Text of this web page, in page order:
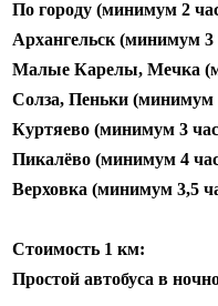
По городу (минимум 2
Архангельск (минимум 3
Малые Карелы, Мечка
Солза, Пеньки (минимум
Куртяево (минимум 3
Пикалёво (минимум 4
Верховка (минимум 3,5
Стоимость 1 км:
Простой автобуса в